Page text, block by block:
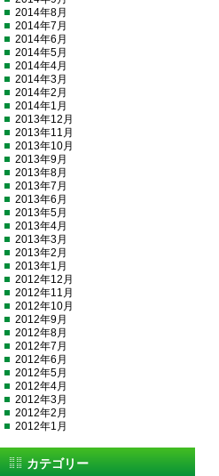
2014年8月
2014年7月
2014年6月
2014年5月
2014年4月
2014年3月
2014年2月
2014年1月
2013年12月
2013年11月
2013年10月
2013年9月
2013年8月
2013年7月
2013年6月
2013年5月
2013年4月
2013年3月
2013年2月
2013年1月
2012年12月
2012年11月
2012年10月
2012年9月
2012年8月
2012年7月
2012年6月
2012年5月
2012年4月
2012年3月
2012年2月
2012年1月
カテゴリー